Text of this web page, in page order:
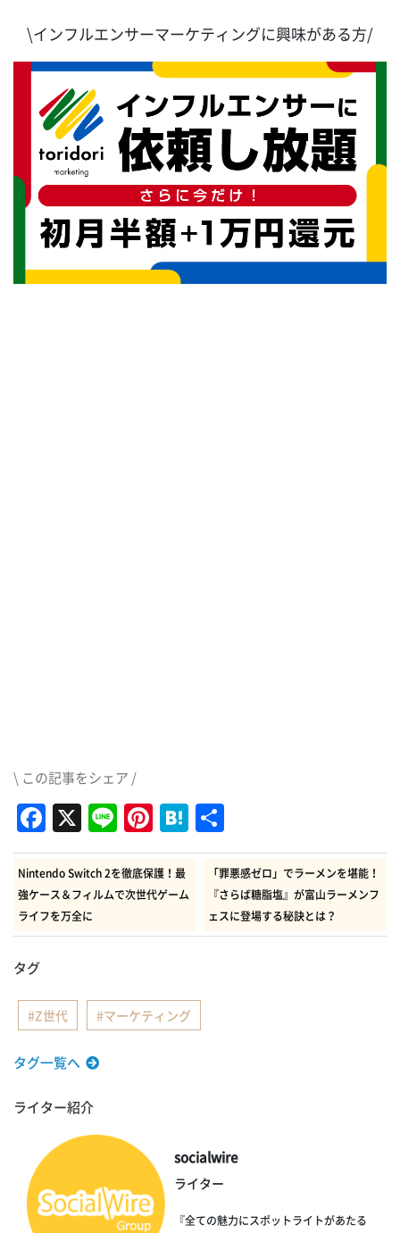
\インフルエンサーマーケティングに興味がある方/
\ この記事をシェア /
Facebook
X LinePinterest
Hatena
有
Nintendo Switch 2を徹底保護！最
強ケース＆フィルムで次世代ゲーム
ライフを万全に
「罪悪感ゼロ」でラーメンを堪能！
『さらば糖脂塩』が富山ラーメンフ
ェスに登場する秘訣とは？
タグ
Z世代 マーケティング
タグ一覧へ
ライター紹介
socialwire
ライター
『全ての魅力にスポットライトがあたる